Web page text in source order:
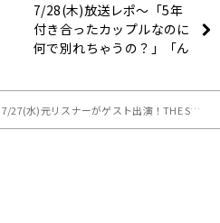
7/28(木)放送レポ〜「5年
付き合ったカップルなのに
何で別れちゃうの？」「ん
by桐山照史。の巻〜
7/27(水)元リスナーがゲスト出演！THE SUPER FRUITがレコメン！初登場でした！